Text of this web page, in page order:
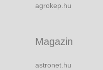
agrokep.hu
Magazin
astronet.hu